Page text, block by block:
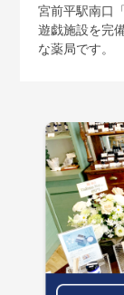
宮前平駅南口
遊戯施設を完
な薬局です。